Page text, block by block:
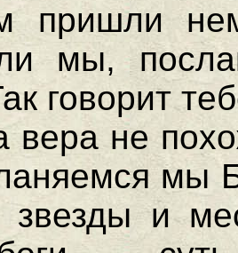
пришли
мы,
говорит
вера не
мы
звезды и